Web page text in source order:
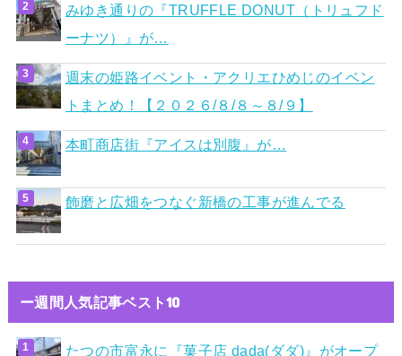
みゆき通りの『TRUFFLE DONUT（トリュフド
ーナツ）』が…
週末の姫路イベント・アクリエひめじのイベン
トまとめ！【２０２６/８/８～８/９】
本町商店街『アイスは別腹』が…
飾磨と広畑をつなぐ新橋の工事が進んでる
ー週間人気記事ベスト10
たつの市富永に『菓子店 dada(ダダ)』がオープ